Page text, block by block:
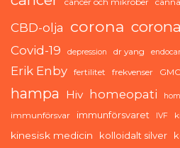
CBD-olja corona
Covid-19 depression dr yang
Erik Enby fertilitet frekvenser
hampa Hiv homeopati
immunförsvar immunförsvaret IVF
kinesisk medicin kolloidalt silver